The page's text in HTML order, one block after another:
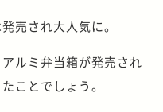
売され大人気に。
ルミ弁当箱が発売され
ことでしょう。